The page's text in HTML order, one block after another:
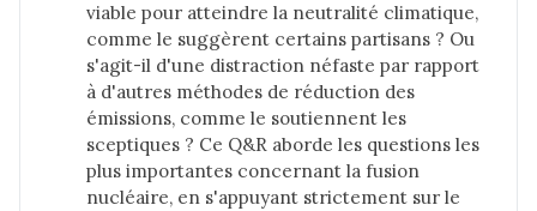
viable pour atteindre la neutralité climatique,
comme le suggèrent certains partisans ? Ou
s'agit-il d'une distraction néfaste par rapport
à d'autres méthodes de réduction des
émissions, comme le soutiennent les
sceptiques ? Ce Q&R aborde les questions les
plus importantes concernant la fusion
nucléaire, en s'appuyant strictement sur le